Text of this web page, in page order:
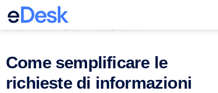
eCommerce Support Central
Come semplificare le
richieste di informazioni